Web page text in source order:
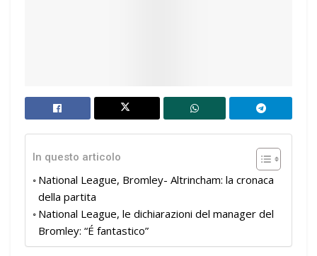
In questo articolo
National League, Bromley- Altrincham: la cronaca
della partita
National League, le dichiarazioni del manager del
Bromley: “É fantastico”